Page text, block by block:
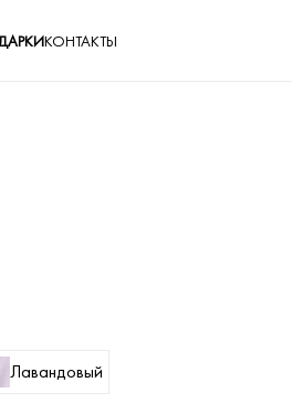
КОНТАКТЫ
Лавандовый